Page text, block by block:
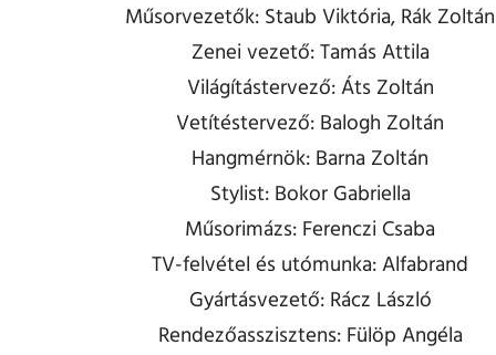
Műsorvezetők: Staub Viktória, Rák Zoltán
Zenei vezető: Tamás Attila
Világítástervező: Áts Zoltán
Vetítéstervező: Balogh Zoltán
Hangmérnök: Barna Zoltán
Stylist: Bokor Gabriella
Műsorimázs: Ferenczi Csaba
TV-felvétel és utómunka: Alfabrand
Gyártásvezető: Rácz László
Rendezőasszisztens: Fülöp Angéla